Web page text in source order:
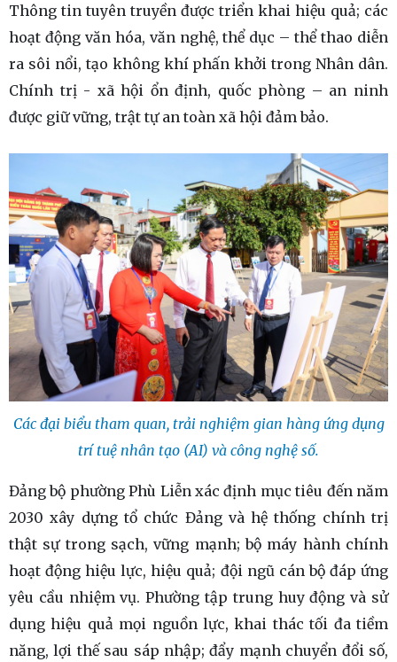
Thông tin tuyên truyền được triển khai hiệu quả; các
hoạt động văn hóa, văn nghệ, thể dục – thể thao diễn
ra sôi nổi, tạo không khí phấn khởi trong Nhân dân.
Chính trị - xã hội ổn định, quốc phòng – an ninh
được giữ vững, trật tự an toàn xã hội đảm bảo.
Các đại biểu tham quan, trải nghiệm gian hàng ứng dụng
trí tuệ nhân tạo (AI) và công nghệ số.
Đảng bộ phường Phù Liễn xác định mục tiêu đến năm
2030 xây dựng tổ chức Đảng và hệ thống chính trị
thật sự trong sạch, vững mạnh; bộ máy hành chính
hoạt động hiệu lực, hiệu quả; đội ngũ cán bộ đáp ứng
yêu cầu nhiệm vụ. Phường tập trung huy động và sử
dụng hiệu quả mọi nguồn lực, khai thác tối đa tiềm
năng, lợi thế sau sáp nhập; đẩy mạnh chuyển đổi số,